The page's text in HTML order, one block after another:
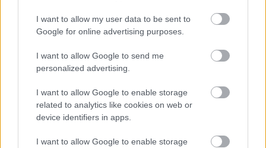
I want to allow my user data to be sent to
Google for online advertising purposes.
I want to allow Google to send me
personalized advertising.
I want to allow Google to enable storage
related to analytics like cookies on web or
device identifiers in apps.
I want to allow Google to enable storage
Adiós a la cal del baño
¿Y si pudieras eliminar la cal del baño sin esfuerzo?